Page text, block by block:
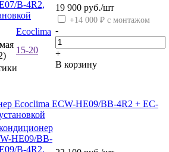
B-4R2,
Ecoclima
15-20
19 900 руб./шт
+14 000 ₽ с монтажом
-
+
В корзину
Ecoclima ECW-HE09/BB-4R2 + EC-
HE09/BB-
B-4R2,